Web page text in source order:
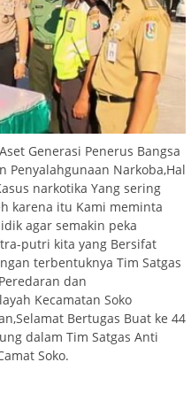
Generasi Penerus Bangsa
Penyalahgunaan Narkoba,Hal
narkotika Yang sering
karena itu Kami meminta
agar semakin peka
putri kita yang Bersifat
terbentuknya Tim Satgas
dan
Kecamatan Soko
Bertugas Buat ke 44
dalam Tim Satgas Anti
Soko.